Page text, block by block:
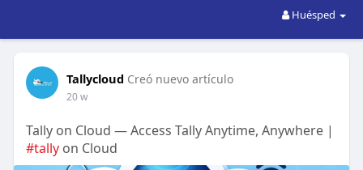
Huésped
Tallycloud Creó nuevo artículo
20 w
Tally on Cloud — Access Tally Anytime, Anywhere |
#tallyon Cloud